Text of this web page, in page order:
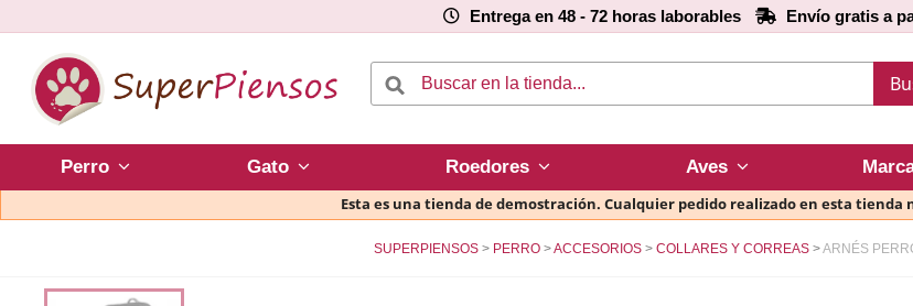
Entrega en 48 - 72 horas laborables Envío gratis a
Perro Gato Roedores Aves
Esta es una tienda de demostración. Cualquier pedido realizado en esta tienda
SUPERPIENSOS PERRO ACCESORIOS COLLARES Y CORREAS ARNÉS